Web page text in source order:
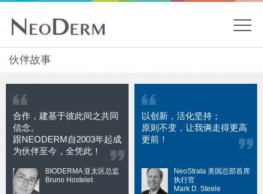
開
關
目
容
伙伴故事
合作，建基于彼此间之共同
信念。
跟NEODERM自2003年起成
为伙伴至今，全凭此！
BIODERMA 亚太区总监
Bruno Hostelet
以创新，活化坚持；
原则不变，让我俩走得更高
更前！
NeoStrata 美国总部首席
执行官
Mark D. Steele